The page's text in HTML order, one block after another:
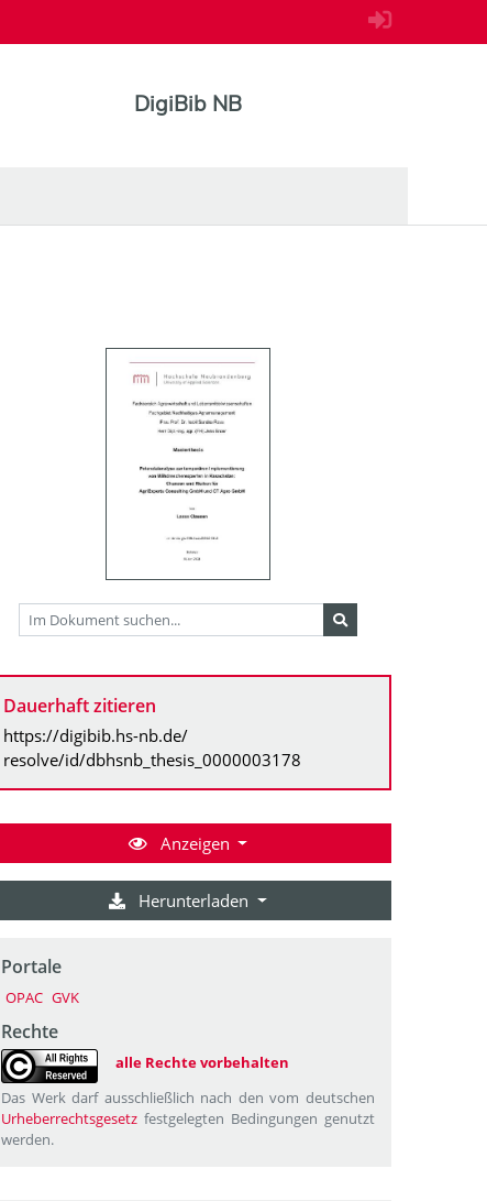
DigiBib NB
Dauerhaft zitieren
https://digibib.hs-nb.de/
resolve/id/dbhsnb_thesis_0000003178
Anzeigen
Herunterladen
Portale
OPAC GVK
Rechte
alle Rechte vorbehalten
Das Werk darf ausschließlich nach den vom deutschen
Urheberrechtsgesetz festgelegten Bedingungen genutzt
werden.